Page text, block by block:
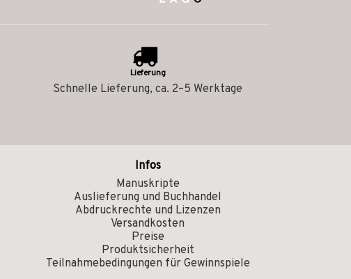
Lieferung
Schnelle Lieferung, ca. 2–5 Werktage
Infos
Manuskripte
Auslieferung und Buchhandel
Abdruckrechte und Lizenzen
Versandkosten
Preise
Produktsicherheit
Teilnahmebedingungen für Gewinnspiele